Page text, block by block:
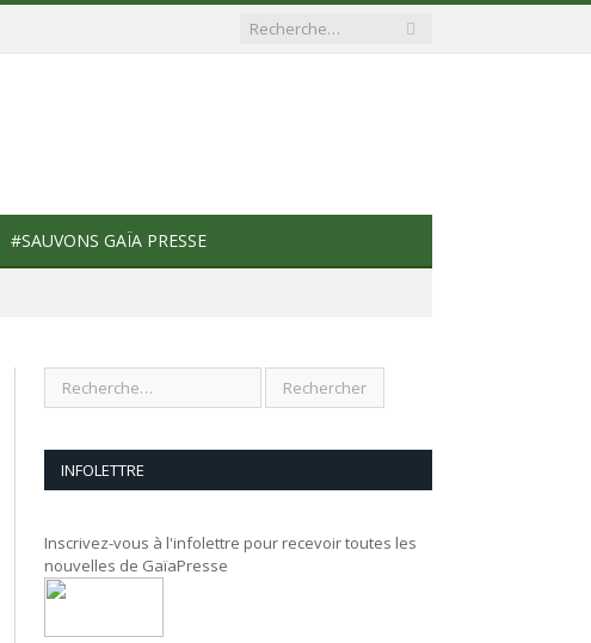
#SAUVONS GAÏA PRESSE
INFOLETTRE
Inscrivez-vous à l'infolettre pour recevoir toutes les
nouvelles de GaïaPresse